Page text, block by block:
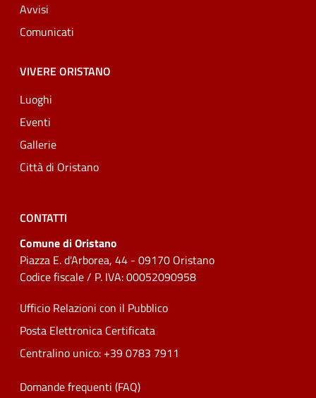
Avvisi
Comunicati
VIVERE ORISTANO
Luoghi
Eventi
Gallerie
Città di Oristano
CONTATTI
Comune di Oristano
Piazza E. d'Arborea, 44 - 09170 Oristano
Codice fiscale / P. IVA: 00052090958
Ufficio Relazioni con il Pubblico
Posta Elettronica Certificata
Centralino unico: +39 0783 7911
Domande frequenti (FAQ)